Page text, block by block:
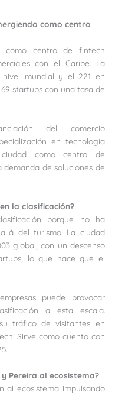
como centro
como centro de fintech
con el Caribe. La
mundial y el 221 en
startups con una tasa de
del comercio
en tecnología
como centro de
de soluciones de
la clasificación?
porque no ha
del turismo. La ciudad
global, con un descenso
lo que hace que el
puede provocar
a esta escala.
tráfico de visitantes en
Sirve como cuento con
Pereira al ecosistema?
al ecosistema impulsando